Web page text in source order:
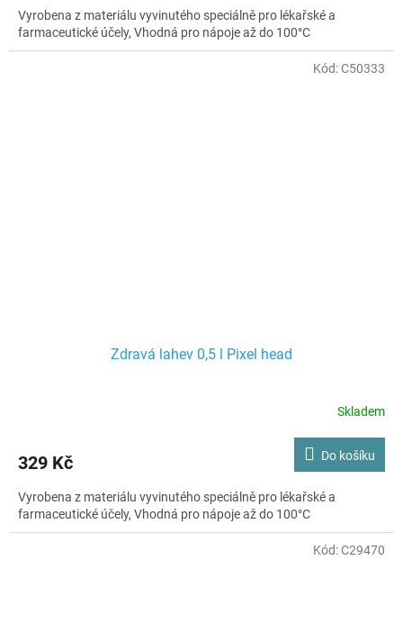
Vyrobena z materiálu vyvinutého speciálně pro lékařské a
farmaceutické účely, Vhodná pro nápoje až do 100°C
Zdravá lahev 0,5 l Pixel head
Skladem
329 Kč Do košíku
Vyrobena z materiálu vyvinutého speciálně pro lékařské a
farmaceutické účely, Vhodná pro nápoje až do 100°C
Kód:C50333
Kód:C29470